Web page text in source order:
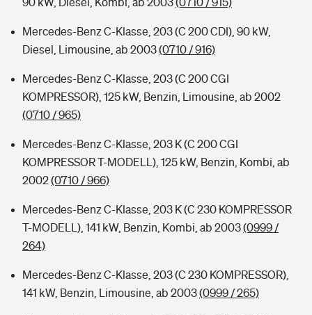
Mercedes-Benz C-Klasse, 203 (C 200 CDI), 90 kW,
Diesel, Limousine, ab 2003(0710 / 916)
Mercedes-Benz C-Klasse, 203 (C 200 CGI
KOMPRESSOR), 125 kW, Benzin, Limousine, ab 2002
(0710 / 965)
Mercedes-Benz C-Klasse, 203 K (C 200 CGI
KOMPRESSOR T-MODELL), 125 kW, Benzin, Kombi, ab
2002(0710 / 966)
Mercedes-Benz C-Klasse, 203 K (C 230 KOMPRESSOR
T-MODELL), 141 kW, Benzin, Kombi, ab 2003(0999 /
264)
Mercedes-Benz C-Klasse, 203 (C 230 KOMPRESSOR),
141 kW, Benzin, Limousine, ab 2003(0999 / 265)